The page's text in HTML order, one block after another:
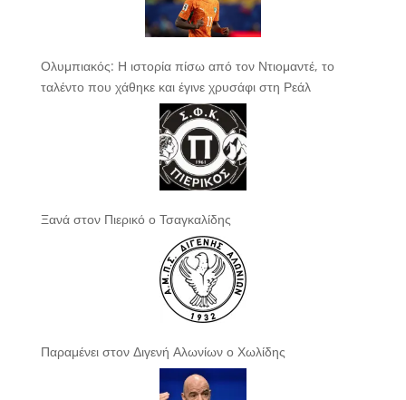
Ολυμπιακός: Η ιστορία πίσω από τον Ντιομαντέ, το
ταλέντο που χάθηκε και έγινε χρυσάφι στη Ρεάλ
Ξανά στον Πιερικό ο Τσαγκαλίδης
Παραμένει στον Διγενή Αλωνίων ο Χωλίδης